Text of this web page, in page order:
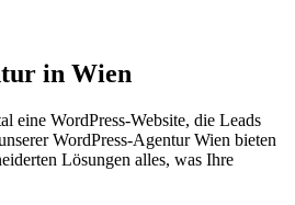
in Wien
eine WordPress-Website, die Leads
WordPress-Agentur Wien bieten
Lösungen alles, was Ihre